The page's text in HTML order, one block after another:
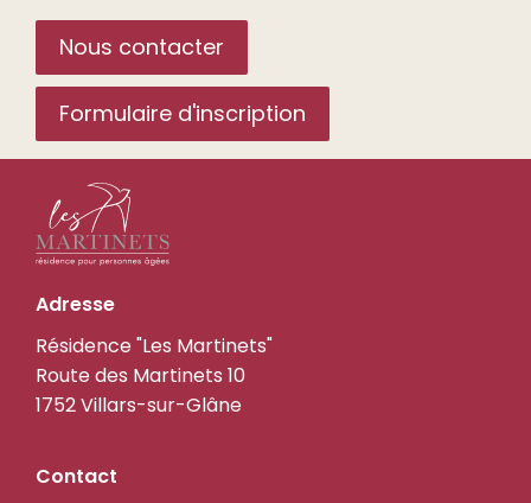
Nous contacter
Formulaire d'inscription
Adresse
Résidence "Les Martinets"
Route des Martinets 10
1752 Villars-sur-Glâne
Contact